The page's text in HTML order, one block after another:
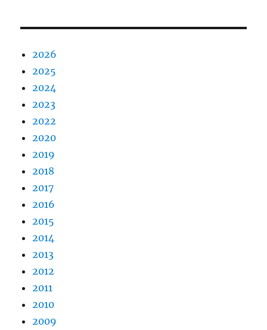
2026
2025
2024
2023
2022
2020
2019
2018
2017
2016
2015
2014
2013
2012
2011
2010
2009